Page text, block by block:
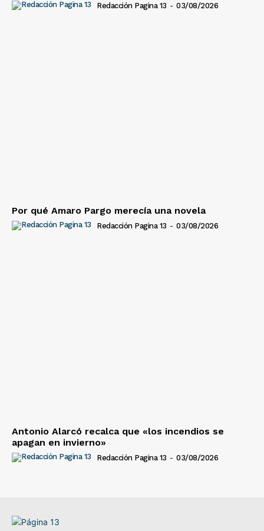
Redacción Pagina 13 - 03/08/2026
Por qué Amaro Pargo merecía una novela
Redacción Pagina 13 - 03/08/2026
Antonio Alarcó recalca que «los incendios se
apagan en invierno»
Redacción Pagina 13 - 03/08/2026